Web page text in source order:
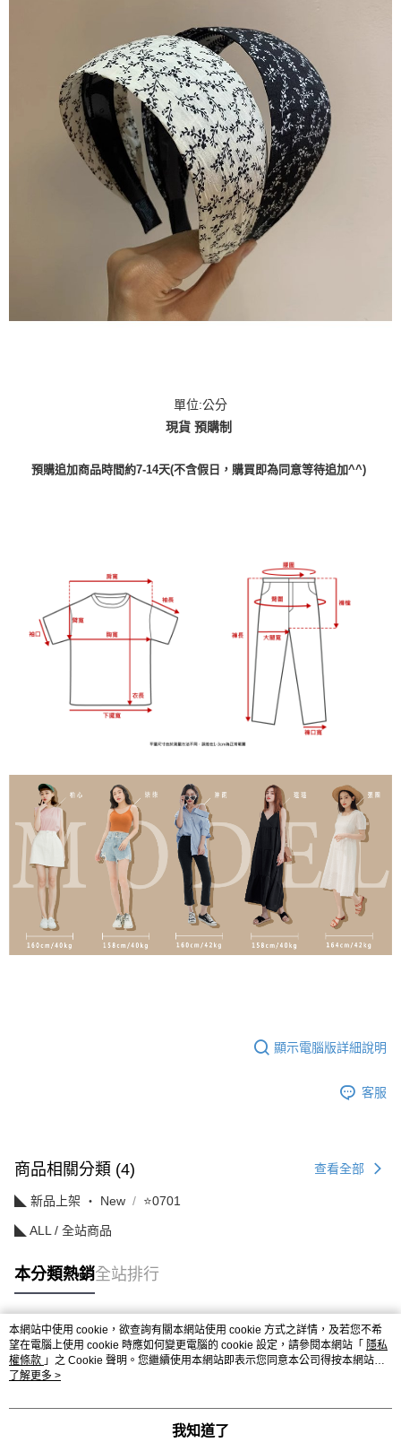
單位:公分
現貨 預購制
預購追加商品時間約7-14天(不含假日，購買即為同意等待追加^^)
顯示電腦版詳細說明
客服
商品相關分類 (4) 查看全部
◣ 新品上架 ‧ New ⭐0701
◣ ALL / 全站商品
本分類熱銷全站排行
熱門標籤
本網站中使用 cookie，欲查詢有關本網站使用 cookie 方式之詳情，及若您不希
望在電腦上使用 cookie 時應如何變更電腦的 cookie 設定，請參閱本網站「 隱私
權條款 」之 Cookie 聲明。您繼續使用本網站即表示您同意本公司得按本網站使
用條款之 Cookie 聲明使用 cookie。
了解更多 >
我知道了